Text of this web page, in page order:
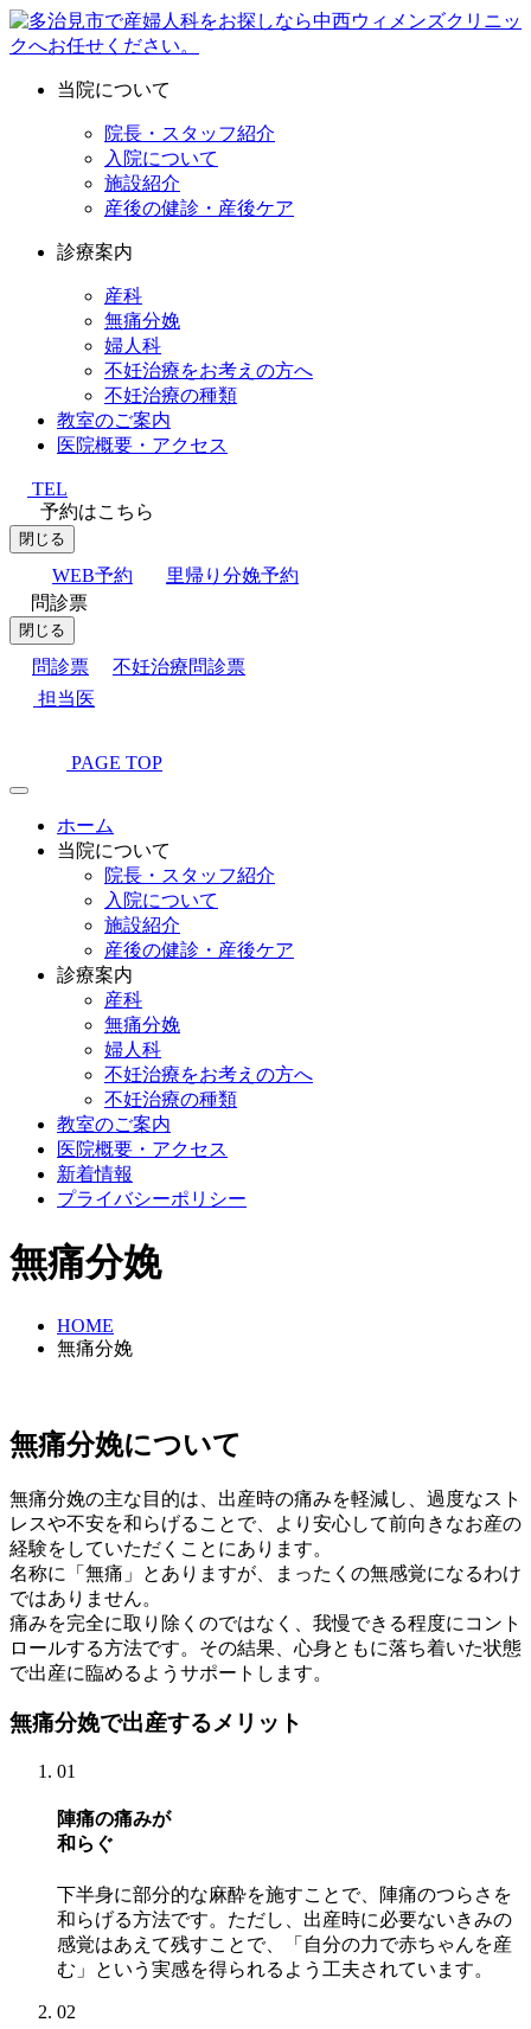
当院について
院長・スタッフ紹介
入院について
施設紹介
産後の健診・産後ケア
診療案内
産科
無痛分娩
婦人科
不妊治療をお考えの方へ
不妊治療の種類
教室のご案内
医院概要・アクセス
TEL
予約はこちら
閉じる
WEB予約
里帰り分娩予約
問診票
閉じる
問診票
不妊治療問診票
担当医
PAGE TOP
ホーム
当院について
院長・スタッフ紹介
入院について
施設紹介
産後の健診・産後ケア
診療案内
産科
無痛分娩
婦人科
不妊治療をお考えの方へ
不妊治療の種類
教室のご案内
医院概要・アクセス
新着情報
プライバシーポリシー
無痛分娩
HOME
無痛分娩
無痛分娩について
無痛分娩の主な目的は、出産時の痛みを軽減し、過度なスト
レスや不安を和らげることで、より安心して前向きなお産の
経験をしていただくことにあります。
名称に「無痛」とありますが、まったくの無感覚になるわけ
ではありません。
痛みを完全に取り除くのではなく、我慢できる程度にコント
ロールする方法です。その結果、心身ともに落ち着いた状態
で出産に臨めるようサポートします。
無痛分娩で出産するメリット
01
陣痛の痛みが
和らぐ
下半身に部分的な麻酔を施すことで、陣痛のつらさを
和らげる方法です。ただし、出産時に必要ないきみの
感覚はあえて残すことで、「自分の力で赤ちゃんを産
む」という実感を得られるよう工夫されています。
02